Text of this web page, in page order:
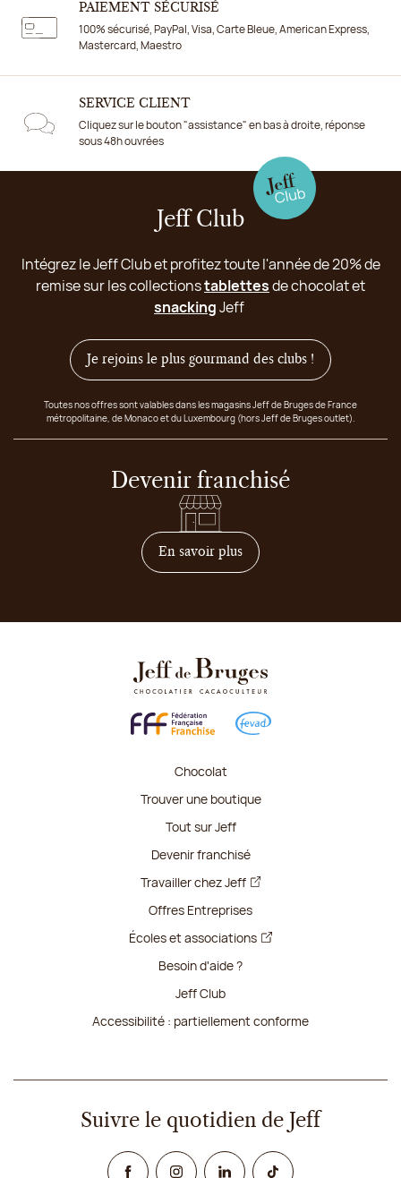
PAIEMENT SÉCURISÉ
100% sécurisé, PayPal, Visa, Carte Bleue, American Express,
Mastercard, Maestro
SERVICE CLIENT
Cliquez sur le bouton "assistance" en bas à droite, réponse
sous 48h ouvrées
Jeff Club
Intégrez le Jeff Club et profitez toute l'année de 20% de
remise sur les collectionstablettesde chocolat et
snackingJeff
Je rejoins le plus gourmand des clubs !
Toutes nos offres sont valables dans les magasins Jeff de Bruges de France
métropolitaine, de Monaco et du Luxembourg (hors Jeff de Bruges outlet).
Devenir franchisé
En savoir plussur comment devenir
Chocolat
Trouver une boutique
Tout sur Jeff
Devenir franchisé
Travailler chez Jeff
Offres Entreprises
Écoles et associations
Besoin d'aide ?
Jeff Club
Accessibilité : partiellement conforme
Suivre le quotidien de Jeff